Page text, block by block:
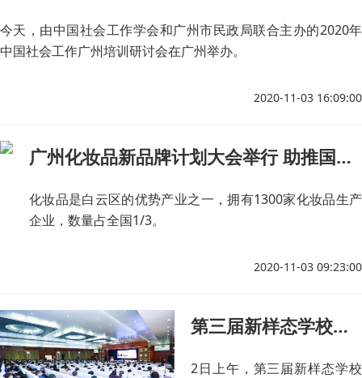
今天，由中国社会工作学会和广州市民政局联合主办的2020年
中国社会工作广州培训研讨会在广州举办。
2020-11-03 16:09:00
广州化妆品新品牌计划大会举行 助推国货品牌升级
化妆品是白云区的优势产业之一，拥有1300家化妆品生产
企业，数量占全国1/3。
2020-11-03 09:23:00
第三届新样态学校论坛在广州举行
2日上午，第三届新样态学校